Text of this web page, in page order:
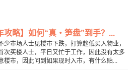
攻略】如何“真‧笋盘”到手？...
少巿场人士见楼市下跌，打算趁低买入物业，
次买楼人士，平日又忙于工作，因此没有太多
楼市，因此问到如果现时入市，有什么贴...